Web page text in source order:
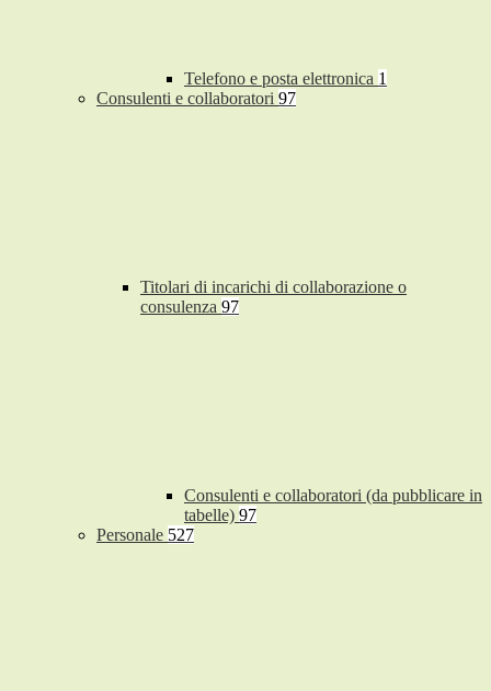
Telefono e posta elettronica 1
Consulenti e collaboratori 97
Titolari di incarichi di collaborazione o
consulenza 97
Consulenti e collaboratori (da pubblicare in
tabelle) 97
Personale 527